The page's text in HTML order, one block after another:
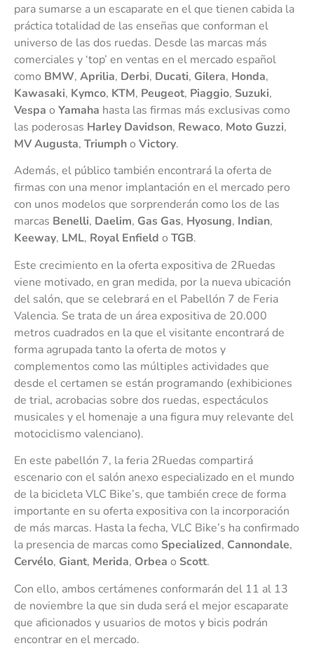
para sumarse a un escaparate en el que tienen cabida la
práctica totalidad de las enseñas que conforman el
universo de las dos ruedas. Desde las marcas más
comerciales y ‘top’ en ventas en el mercado español
como BMW, Aprilia, Derbi, Ducati, Gilera, Honda,
Kawasaki, Kymco, KTM, Peugeot, Piaggio, Suzuki,
Vespa o Yamaha hasta las firmas más exclusivas como
las poderosas Harley Davidson, Rewaco, Moto Guzzi,
MV Augusta, Triumpho Victory.
Además, el público también encontrará la oferta de
firmas con una menor implantación en el mercado pero
con unos modelos que sorprenderán como los de las
marcas Benelli, Daelim, Gas Gas, Hyosung, Indian,
Keeway, LML, Royal Enfield o TGB.
Este crecimiento en la oferta expositiva de 2Ruedas
viene motivado, en gran medida, por la nueva ubicación
del salón, que se celebrará en el Pabellón 7 de Feria
Valencia. Se trata de un área expositiva de 20.000
metros cuadrados en la que el visitante encontrará de
forma agrupada tanto la oferta de motos y
complementos como las múltiples actividades que
desde el certamen se están programando (exhibiciones
de trial, acrobacias sobre dos ruedas, espectáculos
musicales y el homenaje a una figura muy relevante del
motociclismo valenciano).
En este pabellón 7, la feria 2Ruedas compartirá
escenario con el salón anexo especializado en el mundo
de la bicicleta VLC Bike’s, que también crece de forma
importante en su oferta expositiva con la incorporación
de más marcas. Hasta la fecha, VLC Bike’s ha confirmado
la presencia de marcas como Specialized, Cannondale,
Cervélo, Giant, Merida, Orbea o Scott.
Con ello, ambos certámenes conformarán del 11 al 13
de noviembre la que sin duda será el mejor escaparate
que aficionados y usuarios de motos y bicis podrán
encontrar en el mercado.